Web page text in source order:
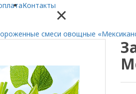
Контакты×
смеси овощные